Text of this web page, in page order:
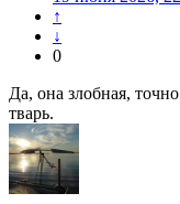
↑
↓
0
Да, она злобная,
тварь.